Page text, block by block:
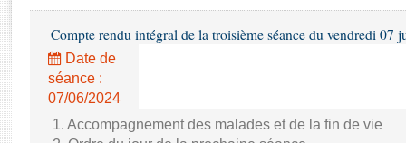
Baromètre de l’application des lois
Dossiers législatifs
Compte rendu intégral de la troisième séance du vendredi 07
Date de
séance :
07/06/2024
1. Accompagnement des malades et de la fin de vie